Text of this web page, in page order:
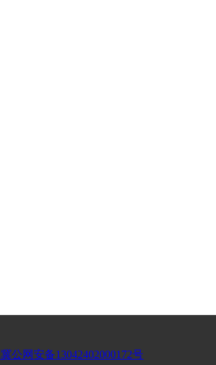
冀公网安备13042402000172号